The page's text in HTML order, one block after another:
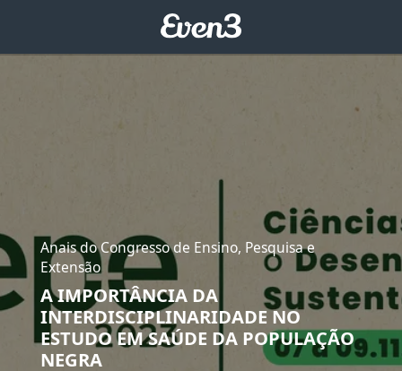
Anais do Congresso de Ensino, Pesquisa e
Extensão
A IMPORTÂNCIA DA
INTERDISCIPLINARIDADE NO
ESTUDO EM SAÚDE DA POPULAÇÃO
NEGRA